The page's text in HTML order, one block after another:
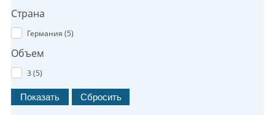
Страна
Германия (5)
Объем
3 (5)